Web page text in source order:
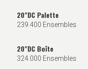
20"DC Palette
239.400 Ensembles
20"DC Boîte
324.000 Ensembles